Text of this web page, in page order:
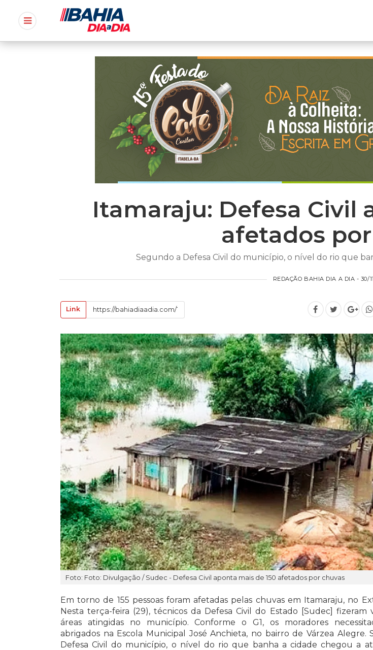
Itamaraju: Defesa Civil
afetados
Segundo a Defesa Civil do município, o nível do rio que
REDAÇÃO BAHIA DIA A DIA - 30/
Link
Foto: Foto: Divulgação / Sudec - Defesa Civil aponta mais de 150 afetados por chuvas
Em torno de 155 pessoas foram afetadas pelas chuvas em Itamaraju, no
Nesta terça-feira (29), técnicos da Defesa Civil do Estado [Sudec] fizeram
áreas atingidas no município. Conforme o G1, os moradores
abrigados na Escola Municipal José Anchieta, no bairro de Várzea Alegre.
Defesa Civil do município, o nível do rio que banha a cidade chegou a